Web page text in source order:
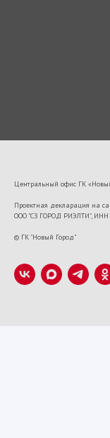
Центральный офис ГК
Проектная декларация на
ООО "СЗ ГОРОД РИЭЛТИ", ИНН
© ГК "Новый Город"